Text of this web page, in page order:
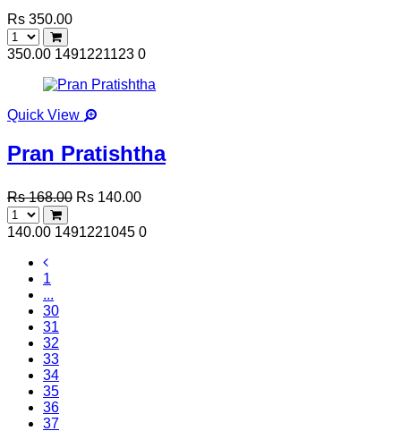
Rs 350.00
350.00 1491221123 0
Quick View
Pran Pratishtha
Rs 168.00 Rs 140.00
140.00 1491221045 0
1
...
30
31
32
33
34
35
36
37